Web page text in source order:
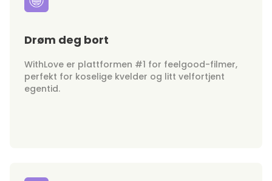
Drøm deg bort
WithLove er plattformen #1 for feelgood-filmer,
perfekt for koselige kvelder og litt velfortjent
egentid.